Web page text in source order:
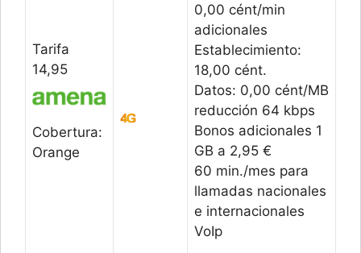
Tarifa
14,95
Cobertura:
Orange
0,00 cént/min
adicionales
Establecimiento:
18,00 cént.
Datos: 0,00 cént/MB
reducción 64 kbps
Bonos adicionales 1
GB a 2,95 €
60 min./mes para
llamadas nacionales
e internacionales
VoIp